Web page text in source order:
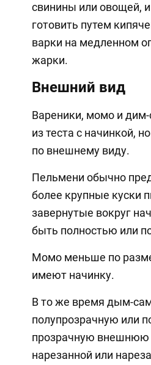
свинины или овощей,
готовить путем
варки на медленном
жарки.
Внешний вид
Вареники, момо и
из теста с начинкой,
по внешнему виду.
Пельмени обычно
более крупные куски
завернутые вокруг
быть полностью или
Момо меньше по
имеют начинку.
В то же время дым-
полупрозрачную или
прозрачную внешнюю
нарезанной или